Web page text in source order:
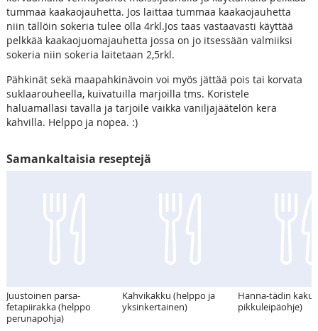
tummaa kaakaojauhetta. Jos laittaa tummaa kaakaojauhetta
niin tällöin sokeria tulee olla 4rkl.Jos taas vastaavasti käyttää
pelkkää kaakaojuomajauhetta jossa on jo itsessään valmiiksi
sokeria niin sokeria laitetaan 2,5rkl.
Pähkinät sekä maapahkinävoin voi myös jättää pois tai korvata
suklaarouheella, kuivatuilla marjoilla tms. Koristele
haluamallasi tavalla ja tarjoile vaikka vaniljajäätelön kera
kahvilla. Helppo ja nopea. :)
Samankaltaisia reseptejä
Juustoinen parsa-
fetapiirakka (helppo
perunapohja)
Kahvikakku (helppo ja
yksinkertainen)
Hanna-tädin
pikkuleipäohje)